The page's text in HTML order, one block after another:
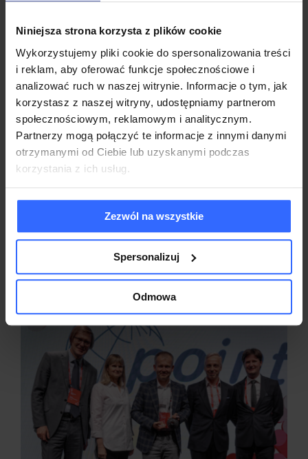
Niniejsza strona korzysta z plików cookie
Wykorzystujemy pliki cookie do spersonalizowania treści
i reklam, aby oferować funkcje społecznościowe i
analizować ruch w naszej witrynie. Informacje o tym, jak
korzystasz z naszej witryny, udostępniamy partnerom
społecznościowym, reklamowym i analitycznym.
Partnerzy mogą połączyć te informacje z innymi danymi
otrzymanymi od Ciebie lub uzyskanymi podczas
korzystania z ich usług.
Zezwól na wszystkie
Spersonalizuj
Odmowa
Może również Ci się
spodobać: